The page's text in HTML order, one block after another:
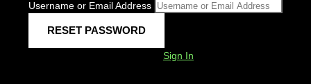
Username or Email Address
Sign In